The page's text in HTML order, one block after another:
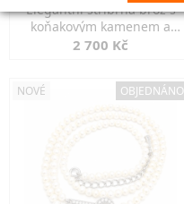
Elegantní stříbrná brož s
koňakovým kamenem a
markazity
2 700 Kč
NOVÉ OBJEDNÁNO